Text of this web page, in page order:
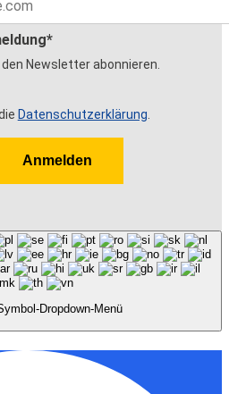
Newsletter abonnieren.
Datenschutzerklärung
Anmelden